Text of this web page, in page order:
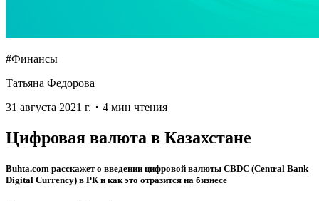
#Финансы
Татьяна Федорова
31 августа 2021 г. ･ 4 мин чтения
Цифровая валюта в Казахстане
Buhta.com расскажет о введении цифровой валюты CBDC (Central Bank
Digital Currency) в РК и как это отразится на бизнесе